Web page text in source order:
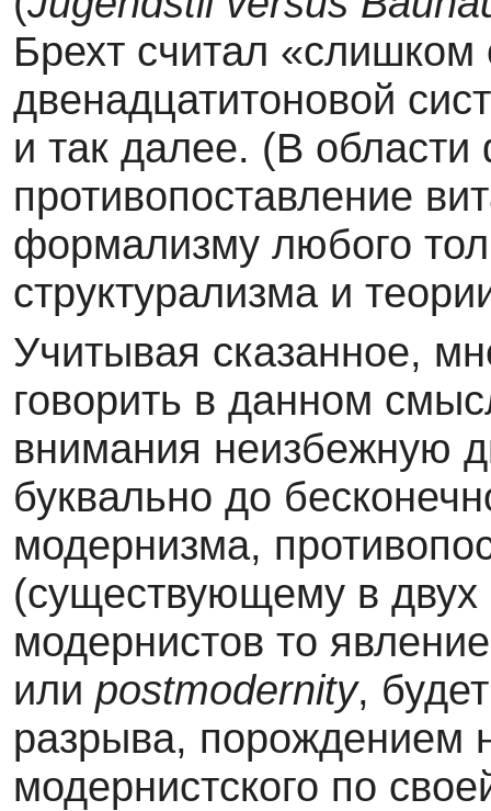
Брехт считал
двенадцатитоновой
и так далее. (В
противопоставление
формализму любого
структурализма и
Учитывая сказанное,
говорить в данном
внимания неизбежную
буквально до
модернизма,
(существующему в
модернистов то
или postmodernity,
разрыва, порождением
модернистского по